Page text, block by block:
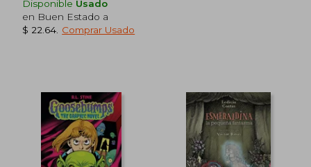
45%
dcto. $ 23.07
Disponible Usado
en Buen Estado a
$ 22.64 Comprar Usado
40%
dcto.